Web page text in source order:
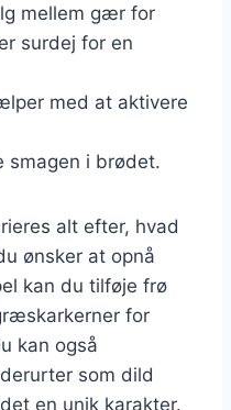
mellem gær for
surdej for en
med at aktivere
smagen i brødet.
alt efter, hvad
ønsker at opnå
kan du tilføje frø
for
kan også
som dild
en unik karakter.